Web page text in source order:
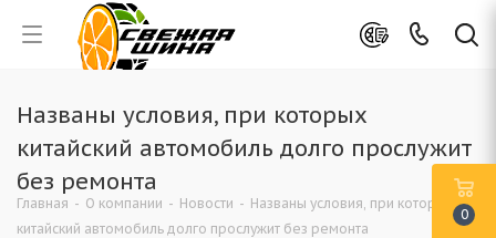
Названы условия, при которых
китайский автомобиль долго прослужит
без ремонта
Главная - О компании - Новости - Названы условия, при которых
китайский автомобиль долго прослужит без ремонта
0